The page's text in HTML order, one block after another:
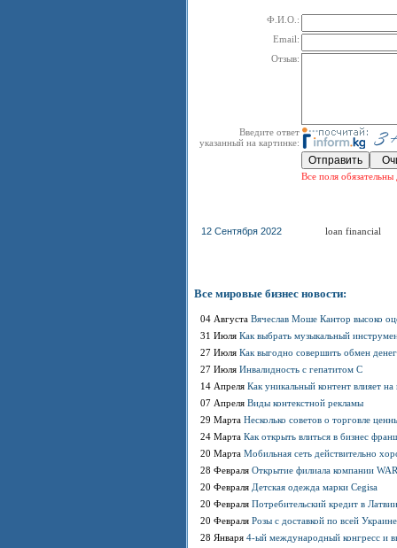
Ф.И.О.:
Email:
Отзыв:
Введите ответ
указанный на картинке:
Все поля обязательны
12 Сентября 2022 loan financial
Все мировые бизнес новости:
04 Августа Вячеслав Моше Кантор высоко
31 Июля Как выбрать музыкальный
27 Июля Как выгодно совершить обмен
27 Июля Инвалидность с гепатитом С
14 Апреля Как уникальный контент влияет на
07 Апреля Виды контекстной рекламы
29 Марта Несколько советов о торговле
24 Марта Как открыть влиться в бизнес
20 Марта Мобильная сеть действительно
28 Февраля Открытие филиала компании
20 Февраля Детская одежда марки Cegisa
20 Февраля Потребительский кредит в
20 Февраля Розы с доставкой по всей Украине
28 Января 4-ый международный конгресс и